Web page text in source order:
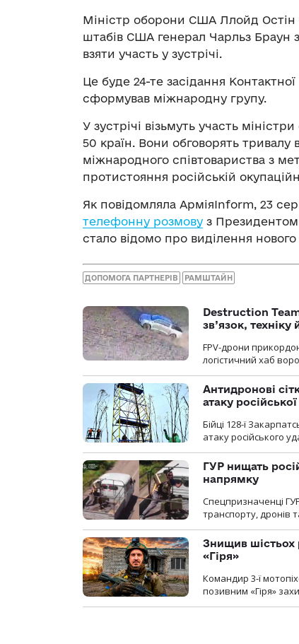
Міністр оборони США Ллойд Остін
штабів США генерал Чарльз Браун
взяти участь у зустрічі.
Це буде 24-те засідання
сформував міжнародну групу.
У зустрічі візьмуть участь
50 країн. Вони обговорять тривалу
міжнародного співтовариства з
протистояння російській
Як повідомляла АрміяInform, 23
телефонну розмову з
стало відомо про виділення
ДОПОМОГА ПАРТНЕРІВ РАМШТАЙН
Destruction
зв’язок, техніку
FPV-дрони
логістичний хаб
Антидронові
атаку
Бійці 128-ї
атаку російського
ГУР нищать
напрямку
Спецпризначенці
транспорту, дронів
Знищив шістьох
«Гіря»
Командир 3-ї
позивним «Гіря»